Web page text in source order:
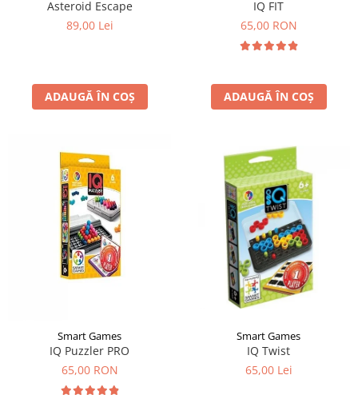
Asteroid Escape
89,00 Lei
ADAUGĂ ÎN COȘ
IQ FIT
65,00 RON
ADAUGĂ ÎN COȘ
Smart Games
IQ Puzzler PRO
65,00 RON
Smart Games
IQ Twist
65,00 Lei